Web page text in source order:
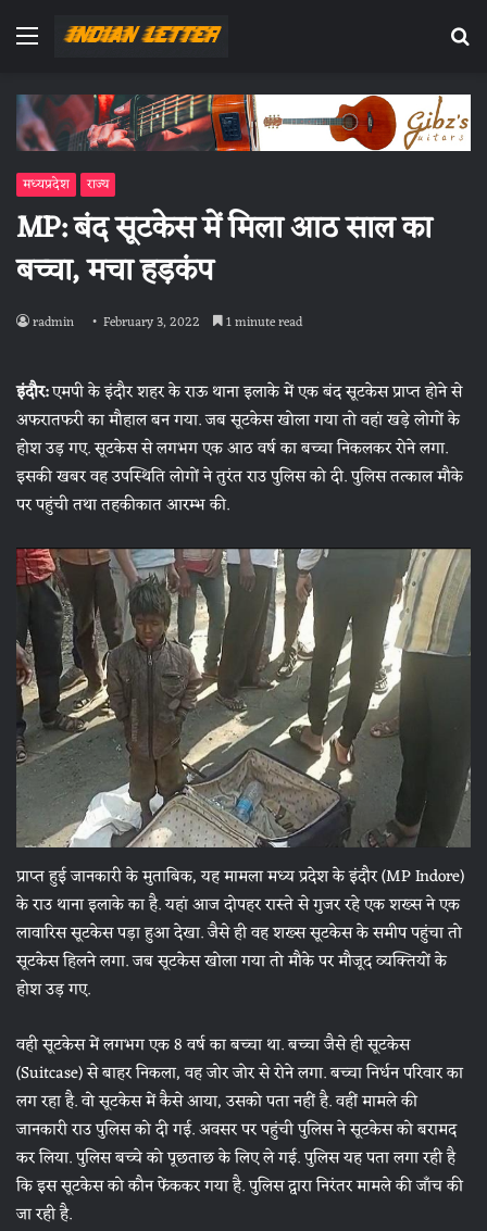
Menu
मध्यप्रदेश राज्य
MP: बंद सूटकेस में मिला आठ साल का
बच्चा, मचा हड़कंप
radmin February 3, 2022 1 minute read
इंदौर:एमपी के इंदौर शहर के राऊ थाना इलाके में एक बंद सूटकेस प्राप्त होने से
अफरातफरी का मौहाल बन गया. जब सूटकेस खोला गया तो वहां खड़े लोगों के
होश उड़ गए. सूटकेस से लगभग एक आठ वर्ष का बच्चा निकलकर रोने लगा.
इसकी खबर वह उपस्थिति लोगों ने तुरंत राउ पुलिस को दी. पुलिस तत्काल मौके
पर पहुंची तथा तहकीकात आरम्भ की.
प्राप्त हुई जानकारी के मुताबिक, यह मामला मध्य प्रदेश के इंदौर (MP Indore)
के राउ थाना इलाके का है. यहां आज दोपहर रास्ते से गुजर रहे एक शख्स ने एक
लावारिस सूटकेस पड़ा हुआ देखा. जैसे ही वह शख्स सूटकेस के समीप पहुंचा तो
सूटकेस हिलने लगा. जब सूटकेस खोला गया तो मौके पर मौजूद व्यक्तियों के
होश उड़ गए.
वही सूटकेस में लगभग एक 8 वर्ष का बच्चा था. बच्चा जैसे ही सूटकेस
(Suitcase) से बाहर निकला, वह जोर जोर से रोने लगा. बच्चा निर्धन परिवार का
लग रहा है. वो सूटकेस में कैसे आया, उसको पता नहीं है. वहीं मामले की
जानकारी राउ पुलिस को दी गई. अवसर पर पहुंची पुलिस ने सूटकेस को बरामद
कर लिया. पुलिस बच्चे को पूछताछ के लिए ले गई. पुलिस यह पता लगा रही है
कि इस सूटकेस को कौन फेंककर गया है. पुलिस द्वारा निरंतर मामले की जाँच की
जा रही है.